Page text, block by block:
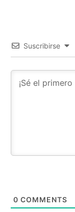
Suscribirse
0 COMMENTS